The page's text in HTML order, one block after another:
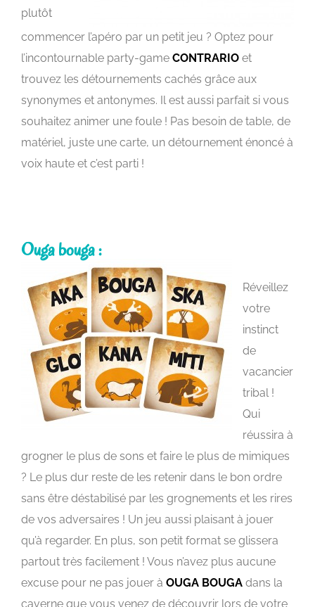
plutôt
commencer l’apéro par un petit jeu ? Optez pour
l’incontournable party-game CONTRARIO et
trouvez les détournements cachés grâce aux
synonymes et antonymes. Il est aussi parfait si vous
souhaitez animer une foule ! Pas besoin de table, de
matériel, juste une carte, un détournement énoncé à
voix haute et c’est parti !
Ouga bouga :
Réveillez
votre
instinct
de
vacancier
tribal !
Qui
réussira à
grogner le plus de sons et faire le plus de mimiques
? Le plus dur reste de les retenir dans le bon ordre
sans être déstabilisé par les grognements et les rires
de vos adversaires ! Un jeu aussi plaisant à jouer
qu’à regarder. En plus, son petit format se glissera
partout très facilement ! Vous n’avez plus aucune
excuse pour ne pas jouer à OUGA BOUGA dans la
caverne que vous venez de découvrir lors de votre